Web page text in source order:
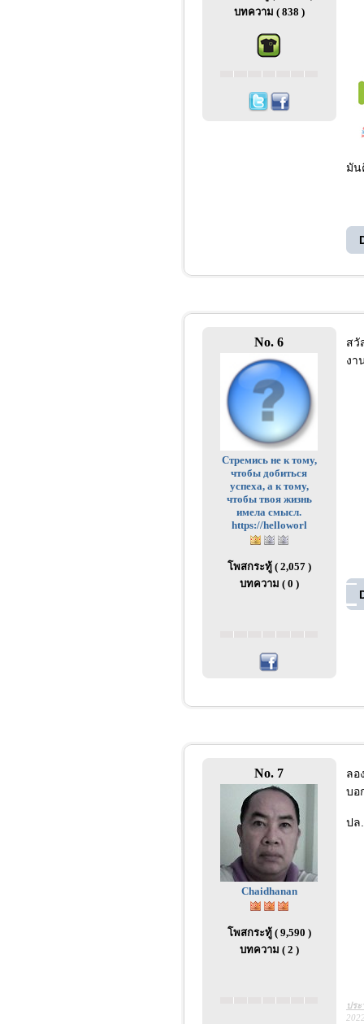
บทความ ( 838 )
มั
No. 6
Стремись не к тому,
чтобы добиться
успеха, а к тому,
чтобы твоя жизнь
имела смысл.
https://helloworl
โพสกระทู้ ( 2,057 )
บทความ ( 0 )
สวั
งา
No. 7
Chaidhanan
โพสกระทู้ ( 9,590 )
บทความ ( 2 )
ลอ
บอ
ปล
ปร